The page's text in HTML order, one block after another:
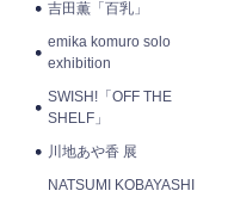
吉田薫「百乳」
emika komuro solo
exhibition
SWISH!「OFF THE
SHELF」
川地あや香 展
NATSUMI KOBAYASHI